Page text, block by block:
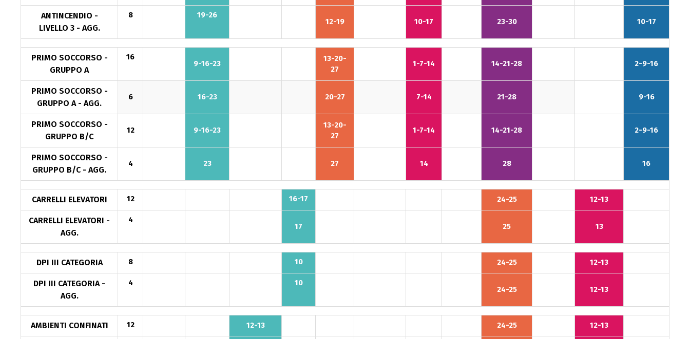
ANTINCENDIO -
LIVELLO 3 - AGG.
8 19-26
12-19 10-17 23-30 10-17
PRIMO SOCCORSO -
GRUPPO A
16
9-16-23
13-20-
27
1-7-14 14-21-28 2-9-16
PRIMO SOCCORSO -
GRUPPO A - AGG.
6 16-23 20-27 7-14 21-28 9-16
PRIMO SOCCORSO -
GRUPPO B/C
12 9-16-23
13-20-
27
1-7-14 14-21-28 2-9-16
PRIMO SOCCORSO -
GRUPPO B/C - AGG.
4 23 27 14 28 16
CARRELLI ELEVATORI 12 16-17 24-25 12-13
CARRELLI ELEVATORI -
AGG.
4
17 25 13
DPI III CATEGORIA 8 10 24-25 12-13
DPI III CATEGORIA -
AGG.
4 10
24-25 12-13
AMBIENTI CONFINATI 12 12-13 24-25 12-13